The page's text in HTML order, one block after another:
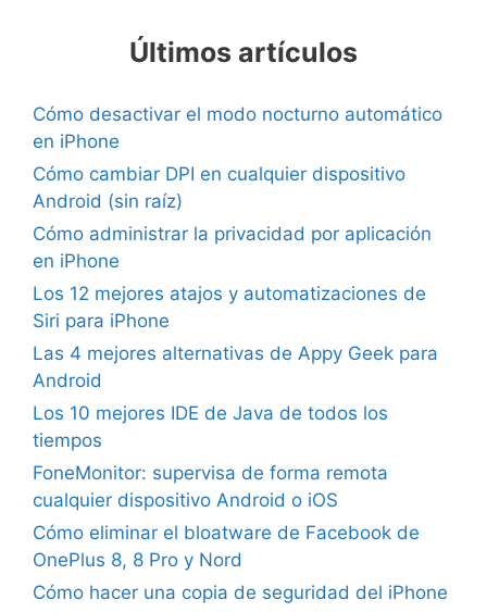
Últimos artículos
Cómo desactivar el modo nocturno automático
en iPhone
Cómo cambiar DPI en cualquier dispositivo
Android (sin raíz)
Cómo administrar la privacidad por aplicación
en iPhone
Los 12 mejores atajos y automatizaciones de
Siri para iPhone
Las 4 mejores alternativas de Appy Geek para
Android
Los 10 mejores IDE de Java de todos los
tiempos
FoneMonitor: supervisa de forma remota
cualquier dispositivo Android o iOS
Cómo eliminar el bloatware de Facebook de
OnePlus 8, 8 Pro y Nord
Cómo hacer una copia de seguridad del iPhone